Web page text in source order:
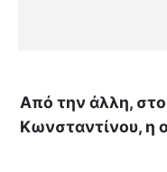
Από την άλλη,
Κωνσταντίνου, η